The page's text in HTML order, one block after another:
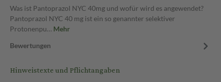
Was ist Pantoprazol NYC 40mg und wofür wird es angewendet?
Pantoprazol NYC 40 mg ist ein so genannter selektiver
Protonenpu… Mehr
Bewertungen
Hinweistexte und Pflichtangaben